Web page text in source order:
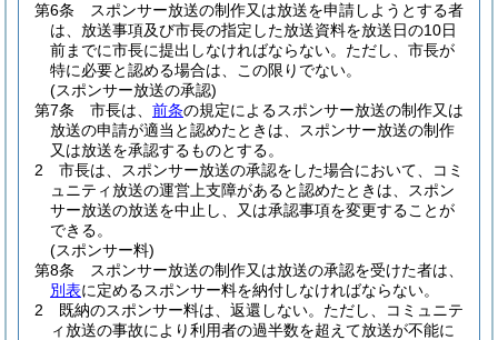
第6条
スポンサー放送の制作又は放送を申請しようとする者
は、放送事項及び市長の指定した放送資料を放送日の10日
前までに市長に提出しなければならない。 ただし、市長が
特に必要と認める場合は、この限りでない。
(スポンサー放送の承認)
第7条
市長は、 前条の規定によるスポンサー放送の制作又は
放送の申請が適当と認めたときは、スポンサー放送の制作
又は放送を承認するものとする。
2
市長は、スポンサー放送の承認をした場合において、コミ
ュニティ放送の運営上支障があると認めたときは、スポン
サー放送の放送を中止し、又は承認事項を変更することが
できる。
(スポンサー料)
第8条
スポンサー放送の制作又は放送の承認を受けた者は、
別表に定めるスポンサー料を納付しなければならない。
2
既納のスポンサー料は、返還しない。 ただし、コミュニテ
ィ放送の事故により利用者の過半数を超えて放送が不能に